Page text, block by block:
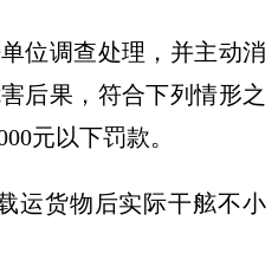
位调查处理，并主动消
后果，符合下列情形之
元以下罚款。
运货物后实际干舷不小